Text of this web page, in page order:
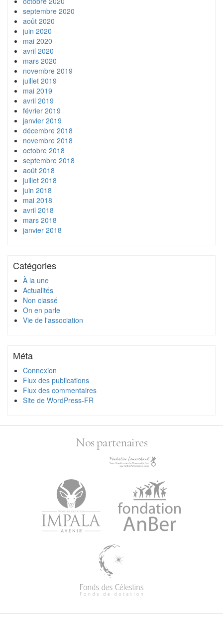
septembre 2020
août 2020
juin 2020
mai 2020
avril 2020
mars 2020
novembre 2019
juillet 2019
mai 2019
avril 2019
février 2019
janvier 2019
décembre 2018
novembre 2018
octobre 2018
septembre 2018
août 2018
juillet 2018
juin 2018
mai 2018
avril 2018
mars 2018
janvier 2018
Catégories
À la une
Actualités
Non classé
On en parle
Vie de l'association
Méta
Connexion
Flux des publications
Flux des commentaires
Site de WordPress-FR
Nos partenaires